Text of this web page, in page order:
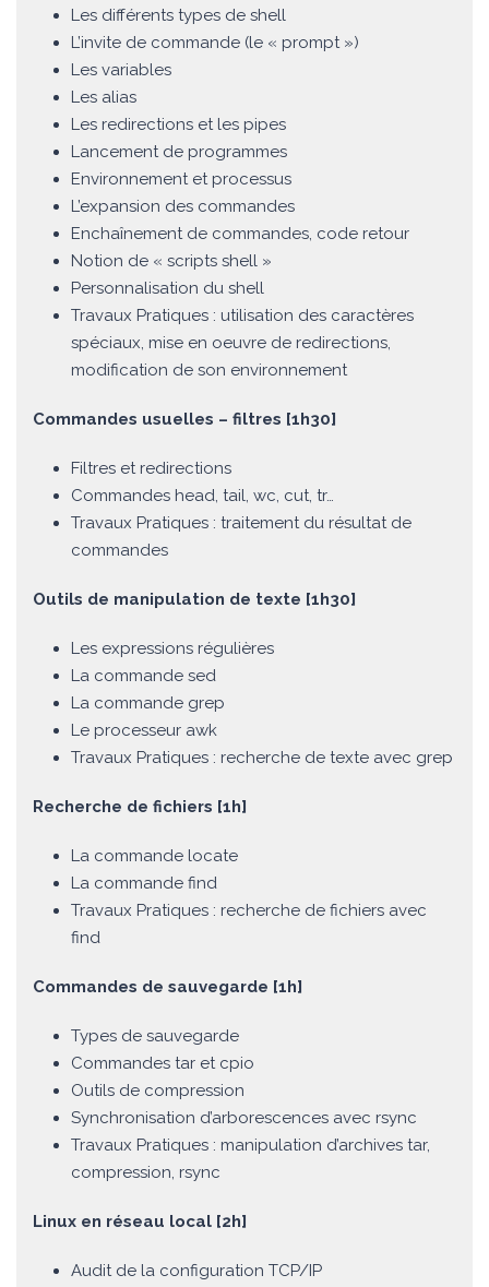
Les différents types de shell
L’invite de commande (le « prompt »)
Les variables
Les alias
Les redirections et les pipes
Lancement de programmes
Environnement et processus
L’expansion des commandes
Enchaînement de commandes, code retour
Notion de « scripts shell »
Personnalisation du shell
Travaux Pratiques : utilisation des caractères
spéciaux, mise en oeuvre de redirections,
modification de son environnement
Commandes usuelles – filtres [1h30]
Filtres et redirections
Commandes head, tail, wc, cut, tr…
Travaux Pratiques : traitement du résultat de
commandes
Outils de manipulation de texte [1h30]
Les expressions régulières
La commande sed
La commande grep
Le processeur awk
Travaux Pratiques : recherche de texte avec grep
Recherche de fichiers [1h]
La commande locate
La commande find
Travaux Pratiques : recherche de fichiers avec
find
Commandes de sauvegarde [1h]
Types de sauvegarde
Commandes tar et cpio
Outils de compression
Synchronisation d’arborescences avec rsync
Travaux Pratiques : manipulation d’archives tar,
compression, rsync
Linux en réseau local [2h]
Audit de la configuration TCP/IP